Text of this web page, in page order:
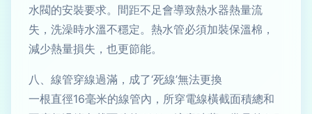
水閥的安裝要求。間距不足會導致熱水器熱量流
失，洗澡時水溫不穩定。熱水管必須加裝保溫棉，
減少熱量損失，也更節能。
八、線管穿線過滿，成了‘死線’無法更換
一根直徑16毫米的線管內，所穿電線橫截面積總和